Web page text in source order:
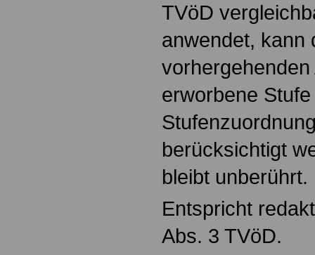
TVöD
anwendet, kann
erworbene
berücksichtigt
bleibt unberührt.
Entspricht
Abs. 3 TVöD.